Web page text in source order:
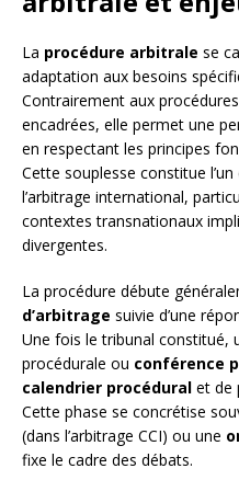
La procédure arbitrale se
adaptation aux besoins
Contrairement aux
encadrées, elle permet une
en respectant les principes
Cette souplesse constitue
l’arbitrage international,
contextes transnationaux
divergentes.
La procédure débute
d’arbitrage suivie d’une
Une fois le tribunal constitué,
procédurale ou conférence
calendrier procédural et de
Cette phase se concrétise
(dans l’arbitrage CCI) ou une
fixe le cadre des débats.